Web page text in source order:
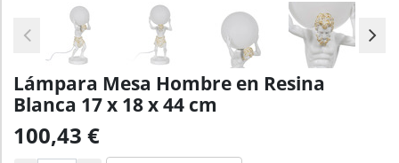
Lámpara Mesa Hombre en Resina
Blanca 17 x 18 x 44 cm
100,43 €